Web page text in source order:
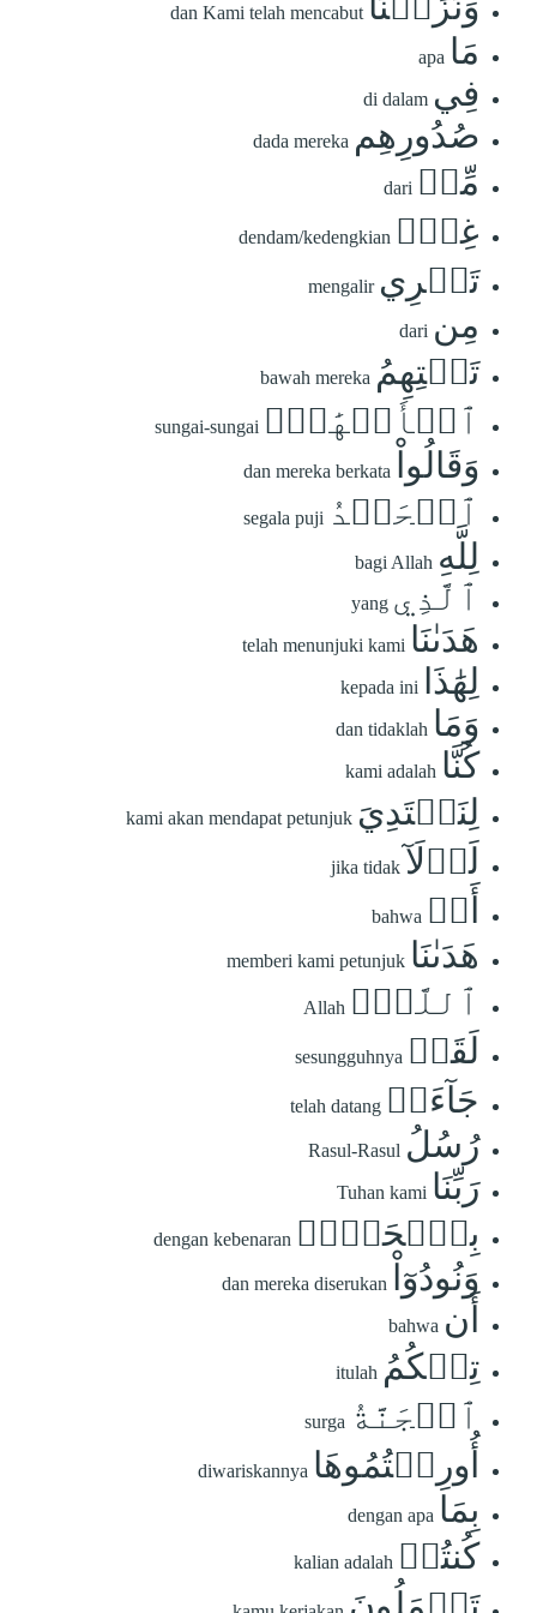
dan Kami telah mencabut
مَا apa
فِي di dalam
صُدُورِهِم dada mereka
مِّنۡ dari
غِلّٖ dendam/kedengkian
تَجۡرِي mengalir
مِن dari
تَحۡتِهِمُ bawah mereka
ٱلۡأَنۡهَٰرُۖ sungai-sungai
وَقَالُواْ dan mereka berkata
ٱلۡحَمۡدُ segala puji
لِلَّهِ bagi Allah
ٱلَّذِي yang
هَدَىٰنَا telah menunjuki kami
لِهَٰذَا kepada ini
وَمَا dan tidaklah
كُنَّا kami adalah
لِنَهۡتَدِيَ kami akan mendapat petunjuk
لَوۡلَآ jika tidak
أَنۡ bahwa
هَدَىٰنَا memberi kami petunjuk
ٱللَّهُۖ Allah
لَقَدۡ sesungguhnya
جَآءَتۡ telah datang
رُسُلُ Rasul-Rasul
رَبِّنَا Tuhan kami
بِٱلۡحَقِّۖ dengan kebenaran
وَنُودُوٓاْ dan mereka diserukan
أَن bahwa
تِلۡكُمُ itulah
ٱلۡجَنَّةُ surga
أُورِثۡتُمُوهَا diwariskannya
بِمَا dengan apa
كُنتُمۡ kalian adalah
تَعۡمَلُونَ